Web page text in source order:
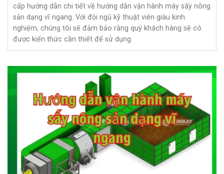
cấp hướng dẫn chi tiết về hướng dẫn vận hành máy sấy nông
sản dạng vĩ ngang. Với đội ngũ kỹ thuật viên giàu kinh
nghiệm, chúng tôi sẽ đảm bảo rằng quý khách hàng sẽ có
được kiến thức cần thiết để sử dụng